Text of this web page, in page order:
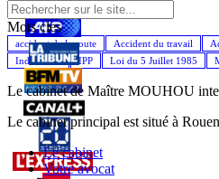
Mots cles
accident de la route Accident du travail
Indemnités
IPP Loi du 5 Juillet 1985
Le cabinet de Maître MOUHOU
Le cabinet principal est situé à
Le cabinet
Votre avocat